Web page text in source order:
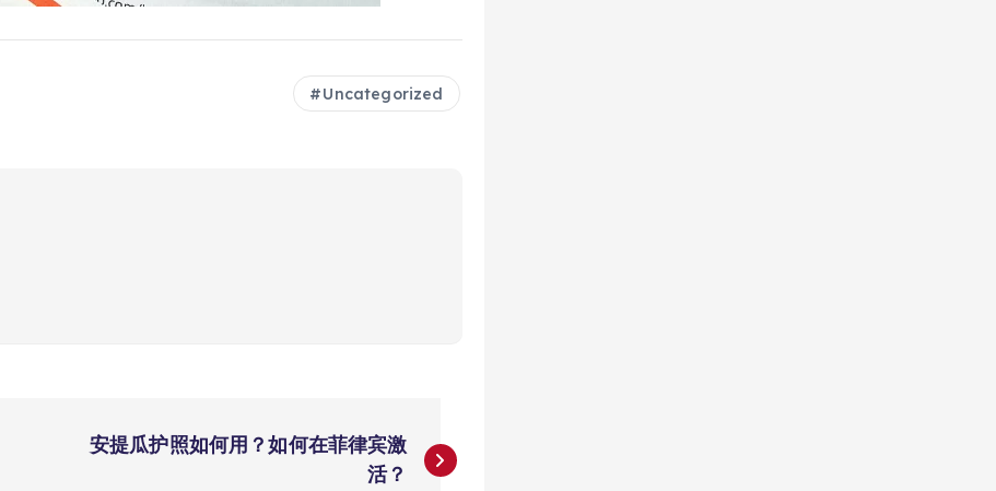
Uncategorized
安提瓜护照如何用？如何在菲律宾激
活？